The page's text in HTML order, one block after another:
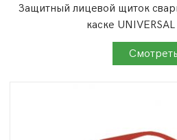
Защитный лицевой щиток
каске